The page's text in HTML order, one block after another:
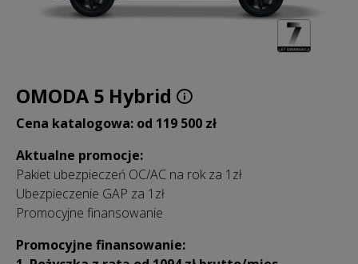
OMODA 5 Hybrid
Cena katalogowa: od 119 500 zł
Aktualne promocje:
Pakiet ubezpieczeń OC/AC na rok za 1zł
Ubezpieczenie GAP za 1zł
Promocyjne finansowanie
Promocyjne finansowanie: